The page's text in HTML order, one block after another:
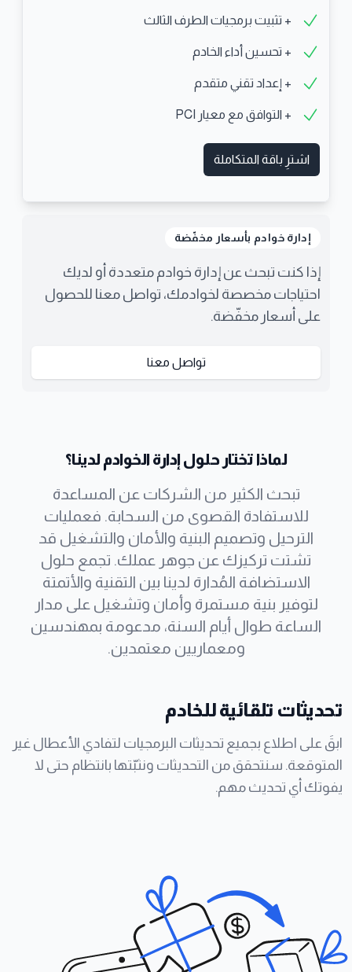
+ تثبيت برمجيات الطرف الثالث
+ تحسين أداء الخادم
+ إعداد تقني متقدم
+ التوافق مع معيار PCI
اشترِ باقة المتكاملة
إدارة خوادم بأسعار مخفّضة
إذا كنت تبحث عن إدارة خوادم متعددة أو لديك
احتياجات مخصصة لخوادمك، تواصل معنا للحصول
على أسعار مخفّضة.
تواصل معنا
لماذا تختار حلول إدارة الخوادم لدينا؟
تبحث الكثير من الشركات عن المساعدة
للاستفادة القصوى من السحابة. فعمليات
الترحيل وتصميم البنية والأمان والتشغيل قد
تشتت تركيزك عن جوهر عملك. تجمع حلول
الاستضافة المُدارة لدينا بين التقنية والأتمتة
لتوفير بنية مستمرة وأمان وتشغيل على مدار
الساعة طوال أيام السنة، مدعومة بمهندسين
ومعماريين معتمدين.
تحديثات تلقائية للخادم
ابقَ على اطلاع بجميع تحديثات البرمجيات لتفادي الأعطال غير
المتوقعة. سنتحقق من التحديثات ونثبّتها بانتظام حتى لا
يفوتك أي تحديث مهم.